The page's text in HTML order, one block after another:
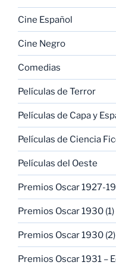
Cine Español
Cine Negro
Comedias
Películas de Terror
Películas de Capa y
Películas de Ciencia
Películas del Oeste
Premios Oscar 1927-
Premios Oscar 1930
Premios Oscar 1930
Premios Oscar 1931 –